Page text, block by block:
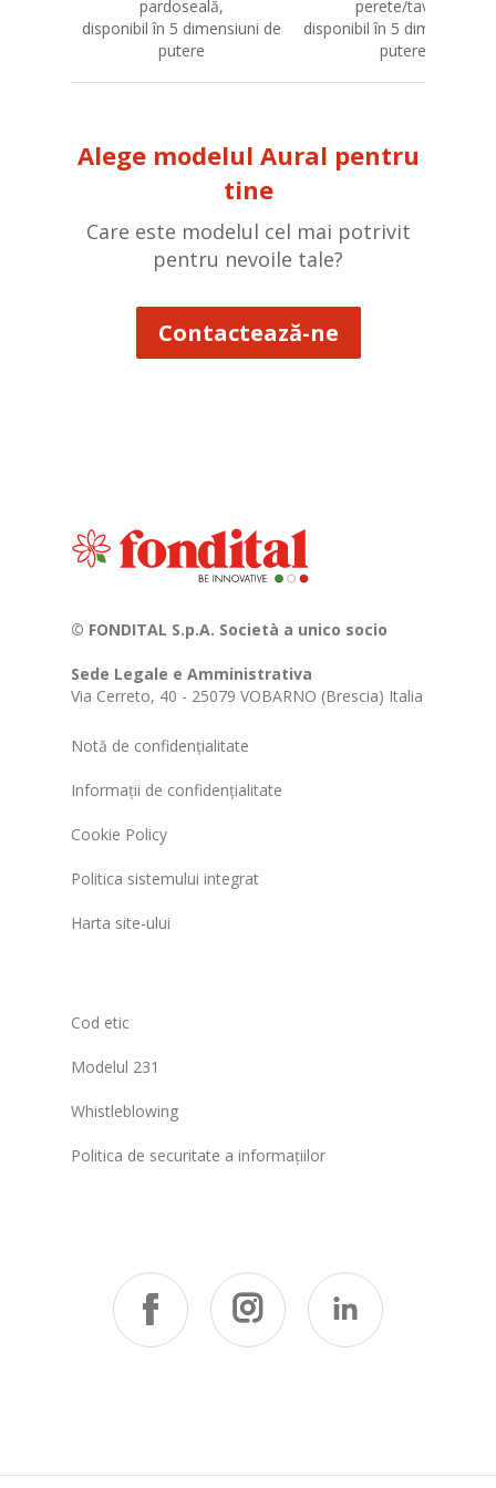
pardoseală,
disponibil în 5 dimensiuni de
putere
perete/tavan,
disponibil în 5 dimensiuni
putere
Alege modelul Aural pentru
tine
Care este modelul cel mai potrivit
pentru nevoile tale?
Contactează-ne
© FONDITAL S.p.A. Società a unico socio
Sede Legale e Amministrativa
Via Cerreto, 40 - 25079 VOBARNO (Brescia) Italia
Notă de confidențialitate
Informații de confidențialitate
Cookie Policy
Politica sistemului integrat
Harta site-ului
Cod etic
Modelul 231
Whistleblowing
Politica de securitate a informațiilor